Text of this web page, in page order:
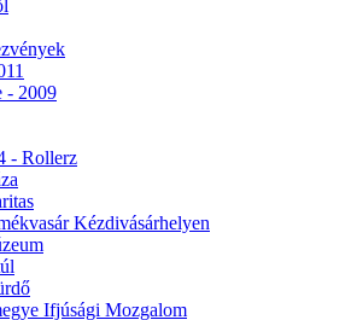
- 2009
- Rollerz
Kézdivásárhelyen
Ifjúsági Mozgalom